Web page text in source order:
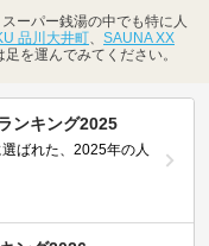
ーパー銭湯の中でも特に人
品川大井町、 SAUNA XX
を運んでみてください。
ンキング2025
ばれた、2025年の人